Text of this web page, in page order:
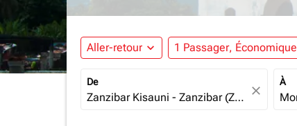
Aller-retour expand_more 1 Passager, Économique
De
close
À